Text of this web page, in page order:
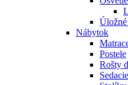
Nábytok
Postele
Rošty